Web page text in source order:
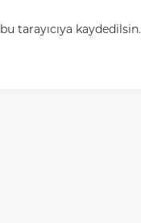
tarayıcıya kaydedilsin.